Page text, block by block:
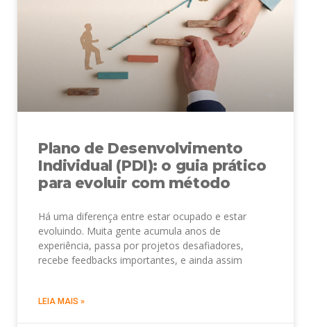
Plano de Desenvolvimento
Individual (PDI): o guia prático
para evoluir com método
Há uma diferença entre estar ocupado e estar
evoluindo. Muita gente acumula anos de
experiência, passa por projetos desafiadores,
recebe feedbacks importantes, e ainda assim
LEIA MAIS »